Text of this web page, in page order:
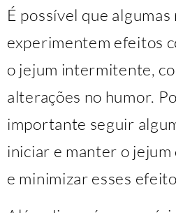
É possível que
experimentem efeitos
o jejum intermitente,
alterações no humor.
importante seguir
iniciar e manter o
e minimizar esses